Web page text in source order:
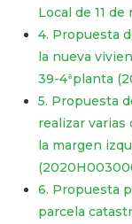
Local de 11
4. Propuesta
la nueva
39-4ªplanta
5. Propuesta
realizar
la margen
6. Propuesta
parcela